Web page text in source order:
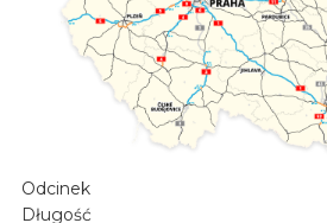
Odcinek
Długość